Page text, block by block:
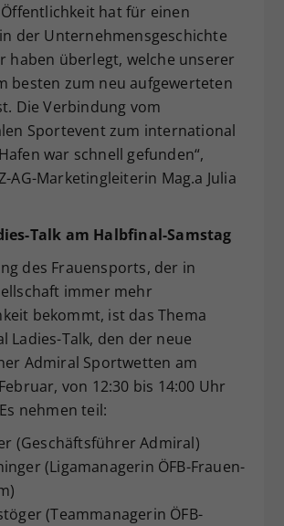
hat für einen
der Unternehmensgeschichte
haben überlegt, welche unserer
besten zum neu aufgewerteten
Die Verbindung vom
Sportevent zum international
war schnell gefunden“,
AG-Marketingleiterin Mag.a Julia
Talk am Halbfinal-Samstag
des Frauensports, der in
immer mehr
bekommt, ist das Thema
Ladies-Talk, den der neue
Admiral Sportwetten am
von 12:30 bis 14:00 Uhr
nehmen teil:
(Geschäftsführer Admiral)
(Ligamanagerin ÖFB-Frauen-
(Teammanagerin ÖFB-